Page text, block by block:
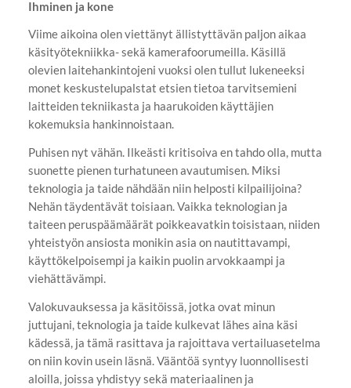
Ihminen ja kone
Viime aikoina olen viettänyt ällistyttävän paljon aikaa
käsityötekniikka- sekä kamerafoorumeilla. Käsillä
olevien laitehankintojeni vuoksi olen tullut lukeneeksi
monet keskustelupalstat etsien tietoa tarvitsemieni
laitteiden tekniikasta ja haarukoiden käyttäjien
kokemuksia hankinnoistaan.
Puhisen nyt vähän. Ilkeästi kritisoiva en tahdo olla, mutta
suonette pienen turhatuneen avautumisen. Miksi
teknologia ja taide nähdään niin helposti kilpailijoina?
Nehän täydentävät toisiaan. Vaikka teknologian ja
taiteen peruspäämäärät poikkeavatkin toisistaan, niiden
yhteistyön ansiosta monikin asia on nautittavampi,
käyttökelpoisempi ja kaikin puolin arvokkaampi ja
viehättävämpi.
Valokuvauksessa ja käsitöissä, jotka ovat minun
juttujani, teknologia ja taide kulkevat lähes aina käsi
kädessä, ja tämä rasittava ja rajoittava vertailuasetelma
on niin kovin usein läsnä. Vääntöä syntyy luonnollisesti
aloilla, joissa yhdistyy sekä materiaalinen ja